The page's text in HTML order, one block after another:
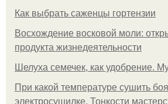
Как выбрать саженцы гортензии
Восхождение восковой моли:
продукта жизнедеятельности
Шелуха семечек, как удобрение.
При какой температуре сушить
электросушилке. Тонкости